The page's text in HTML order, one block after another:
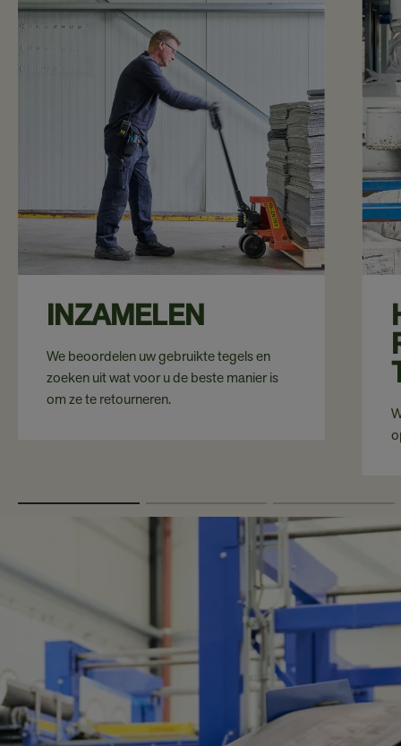
INZAMELEN
We beoordelen uw gebruikte tegels en
zoeken uit wat voor u de beste manier is
om ze te retourneren.